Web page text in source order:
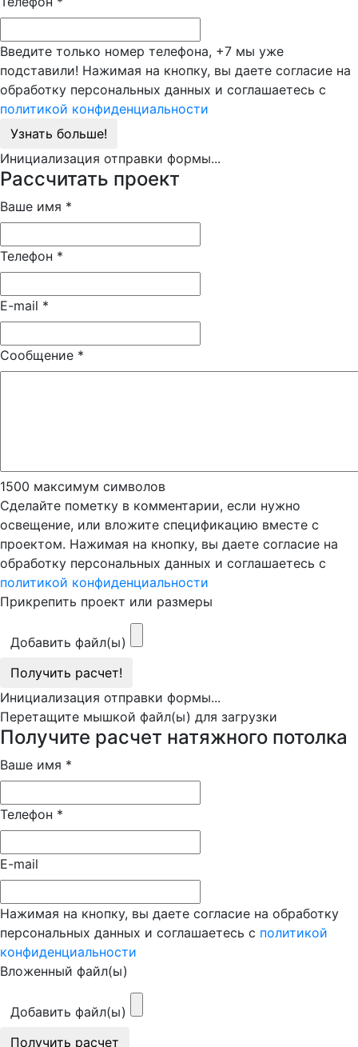
Введите только номер телефона, +7 мы уже
подставили! Нажимая на кнопку, вы даете согласие на
обработку персональных данных и соглашаетесь с
политикой конфиденциальности
Узнать больше!
Инициализация отправки формы...
Рассчитать проект
Ваше имя *
Телефон *
E-mail *
Сообщение *
1500 максимум символов
Сделайте пометку в комментарии, если нужно
освещение, или вложите спецификацию вместе с
проектом. Нажимая на кнопку, вы даете согласие на
обработку персональных данных и соглашаетесь с
политикой конфиденциальности
Прикрепить проект или размеры
Добавить файл(ы)
Получить расчет!
Инициализация отправки формы...
Перетащите мышкой файл(ы) для загрузки
Получите расчет натяжного потолка
Ваше имя *
Телефон *
E-mail
Нажимая на кнопку, вы даете согласие на обработку
персональных данных и соглашаетесь с политикой
конфиденциальности
Вложенный файл(ы)
Добавить файл(ы)
Получить расчет